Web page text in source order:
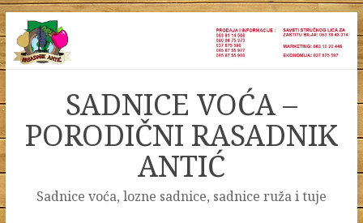
Skip
to
content
SADNICE VOĆA –
PORODIČNI RASADNIK
ANTIĆ
Sadnice voća, lozne sadnice, sadnice ruža i tuje